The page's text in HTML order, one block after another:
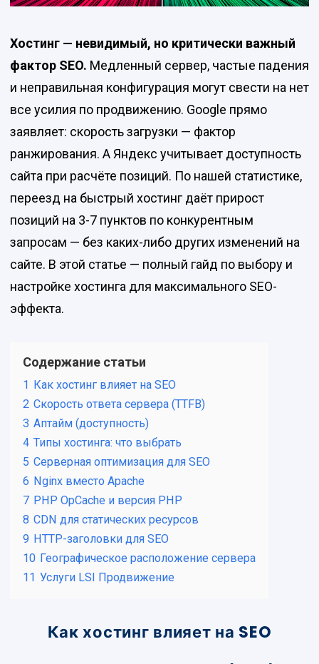
Хостинг — невидимый, но критически важный
фактор SEO. Медленный сервер, частые падения
и неправильная конфигурация могут свести на нет
все усилия по продвижению. Google прямо
заявляет: скорость загрузки — фактор
ранжирования. А Яндекс учитывает доступность
сайта при расчёте позиций. По нашей статистике,
переезд на быстрый хостинг даёт прирост
позиций на 3-7 пунктов по конкурентным
запросам — без каких-либо других изменений на
сайте. В этой статье — полный гайд по выбору и
настройке хостинга для максимального SEO-
эффекта.
Содержание статьи
1 Как хостинг влияет на SEO
2 Скорость ответа сервера (TTFB)
3 Аптайм (доступность)
4 Типы хостинга: что выбрать
5 Серверная оптимизация для SEO
6 Nginx вместо Apache
7 PHP OpCache и версия PHP
8 CDN для статических ресурсов
9 HTTP-заголовки для SEO
10 Географическое расположение сервера
11 Услуги LSI Продвижение
Как хостинг влияет на SEO